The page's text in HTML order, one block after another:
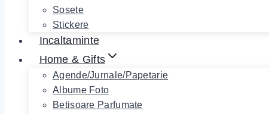
Sosete
Stickere
Incaltaminte
Home & Gifts
Agende/Jurnale/Papetarie
Albume Foto
Betisoare Parfumate